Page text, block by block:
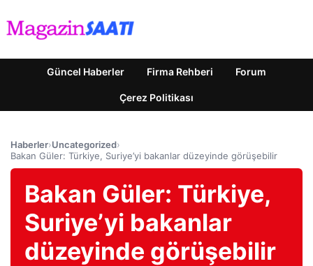
Güncel Haberler Firma Rehberi Forum
Çerez Politikası
Haberler›Uncategorized›
Bakan Güler: Türkiye, Suriye’yi bakanlar düzeyinde görüşebilir
Bakan Güler: Türkiye,
Suriye’yi bakanlar
düzeyinde görüşebilir